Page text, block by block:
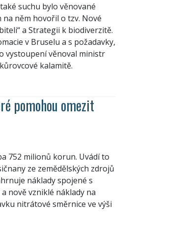
suchu bylo věnované
něm hovořil o tzv. Nové
a Strategii k biodiverzitě.
v Bruselu a s požadavky,
vystoupení věnoval ministr
kalamitě.
pomohou omezit
752 milionů korun. Uvádí to
ze zemědělských zdrojů
náklady spojené s
nově vzniklé náklady na
nitrátové směrnice ve výši